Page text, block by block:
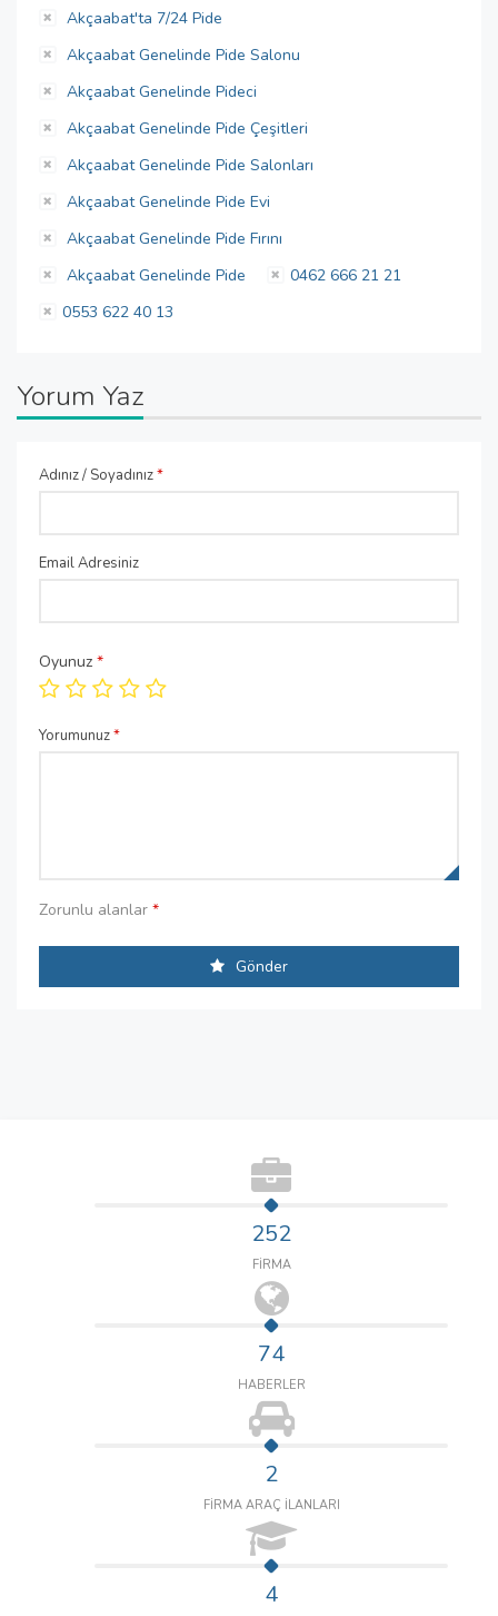
Akçaabat'ta 7/24 Pide
Akçaabat Genelinde Pide Salonu
Akçaabat Genelinde Pideci
Akçaabat Genelinde Pide Çeşitleri
Akçaabat Genelinde Pide Salonları
Akçaabat Genelinde Pide Evi
Akçaabat Genelinde Pide Fırını
Akçaabat Genelinde Pide
0462 666 21 21
0553 622 40 13
Yorum Yaz
Adınız / Soyadınız*
Email Adresiniz
Oyunuz *
Yorumunuz*
Zorunlu alanlar *
Gönder
252
FİRMA
74
HABERLER
2
FİRMA ARAÇ İLANLARI
4